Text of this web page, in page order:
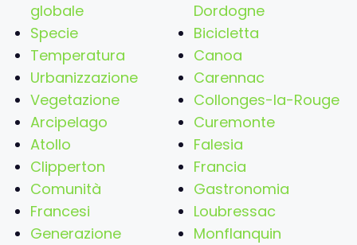
globale
Specie
Temperatura
Urbanizzazione
Vegetazione
Arcipelago
Atollo
Clipperton
Comunità
Francesi
Generazione
Dordogne
Bicicletta
Canoa
Carennac
Collonges-la-Rouge
Curemonte
Falesia
Francia
Gastronomia
Loubressac
Monflanquin